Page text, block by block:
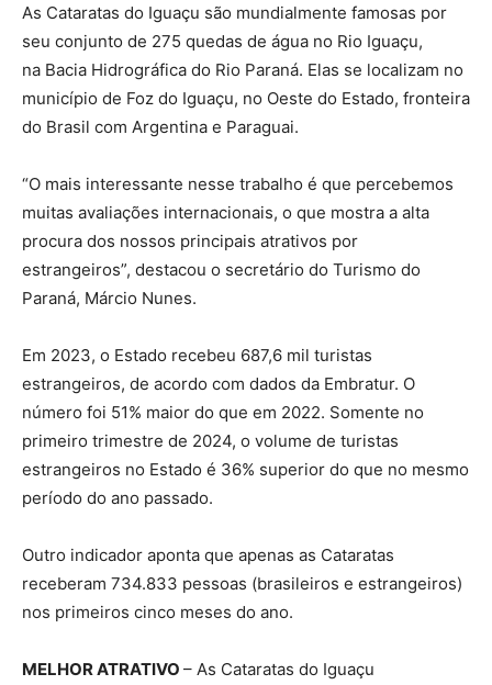
As Cataratas do Iguaçu são mundialmente famosas por
seu conjunto de 275 quedas de água no Rio Iguaçu,
na Bacia Hidrográfica do Rio Paraná. Elas se localizam no
município de Foz do Iguaçu, no Oeste do Estado, fronteira
do Brasil com Argentina e Paraguai.
“O mais interessante nesse trabalho é que percebemos
muitas avaliações internacionais, o que mostra a alta
procura dos nossos principais atrativos por
estrangeiros”, destacou o secretário do Turismo do
Paraná, Márcio Nunes.
Em 2023, o Estado recebeu 687,6 mil turistas
estrangeiros, de acordo com dados da Embratur. O
número foi 51% maior do que em 2022. Somente no
primeiro trimestre de 2024, o volume de turistas
estrangeiros no Estado é 36% superior do que no mesmo
período do ano passado.
Outro indicador aponta que apenas as Cataratas
receberam 734.833 pessoas (brasileiros e estrangeiros)
nos primeiros cinco meses do ano.
MELHOR ATRATIVO – As Cataratas do Iguaçu